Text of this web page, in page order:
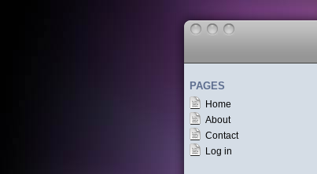
PAGES
Home
About
Contact
Log in